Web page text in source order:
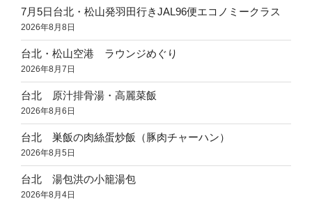
7月5日台北・松山発羽田行きJAL96便エコノミークラス
2026年8月8日
台北・松山空港 ラウンジめぐり
2026年8月7日
台北 原汁排骨湯・高麗菜飯
2026年8月6日
台北 巣飯の肉絲蛋炒飯（豚肉チャーハン）
2026年8月5日
台北 湯包洪の小籠湯包
2026年8月4日